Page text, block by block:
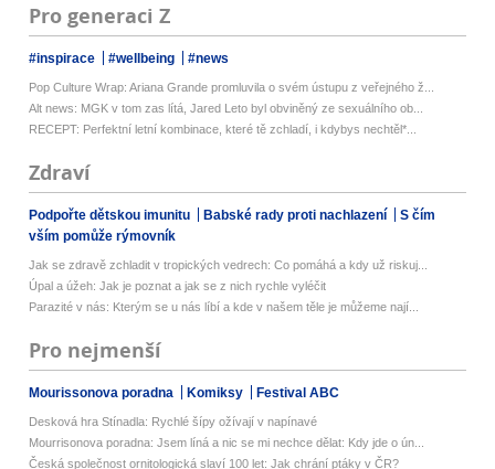
Pro generaci Z
#inspirace #wellbeing #news
Pop Culture Wrap: Ariana Grande promluvila o svém ústupu z veřejného ž...
Alt news: MGK v tom zas lítá, Jared Leto byl obviněný ze sexuálního ob...
RECEPT: Perfektní letní kombinace, které tě zchladí, i kdybys nechtěl*...
Zdraví
Podpořte dětskou imunitu Babské rady proti nachlazení
S čím
vším pomůže rýmovník
Jak se zdravě zchladit v tropických vedrech: Co pomáhá a kdy už riskuj...
Úpal a úžeh: Jak je poznat a jak se z nich rychle vyléčit
Parazité v nás: Kterým se u nás líbí a kde v našem těle je můžeme nají...
Pro nejmenší
Mourissonova poradna Komiksy Festival ABC
Desková hra Stínadla: Rychlé šípy ožívají v napínavé
Mourrisonova poradna: Jsem líná a nic se mi nechce dělat: Kdy jde o ún...
Česká společnost ornitologická slaví 100 let: Jak chrání ptáky v ČR?